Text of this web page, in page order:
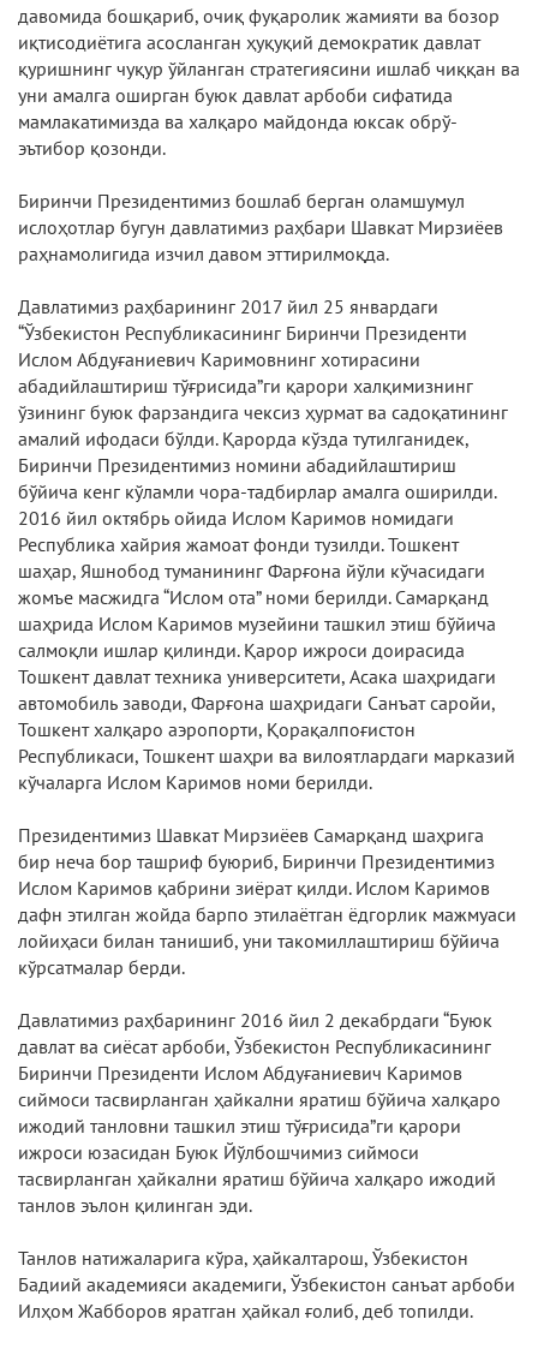
давомида бошқариб, очиқ фуқаролик жамияти ва бозор
иқтисодиётига асосланган ҳуқуқий демократик давлат
қуришнинг чуқур ўйланган стратегиясини ишлаб чиққан ва
уни амалга оширган буюк давлат арбоби сифатида
мамлакатимизда ва халқаро майдонда юксак обрў-
эътибор қозонди.
Биринчи Президентимиз бошлаб берган оламшумул
ислоҳотлар бугун давлатимиз раҳбари Шавкат Мирзиёев
раҳнамолигида изчил давом эттирилмоқда.
Давлатимиз раҳбарининг 2017 йил 25 январдаги
“Ўзбекистон Республикасининг Биринчи Президенти
Ислом Абдуғаниевич Каримовнинг хотирасини
абадийлаштириш тўғрисида”ги қарори халқимизнинг
ўзининг буюк фарзандига чексиз ҳурмат ва садоқатининг
амалий ифодаси бўлди. Қарорда кўзда тутилганидек,
Биринчи Президентимиз номини абадийлаштириш
бўйича кенг кўламли чора-тадбирлар амалга оширилди.
2016 йил октябрь ойида Ислом Каримов номидаги
Республика хайрия жамоат фонди тузилди. Тошкент
шаҳар, Яшнобод туманининг Фарғона йўли кўчасидаги
жомъе масжидга “Ислом ота” номи берилди. Самарқанд
шаҳрида Ислом Каримов музейини ташкил этиш бўйича
салмоқли ишлар қилинди. Қарор ижроси доирасида
Тошкент давлат техника университети, Асака шаҳридаги
автомобиль заводи, Фарғона шаҳридаги Санъат саройи,
Тошкент халқаро аэропорти, Қорақалпоғистон
Республикаси, Тошкент шаҳри ва вилоятлардаги марказий
кўчаларга Ислом Каримов номи берилди.
Президентимиз Шавкат Мирзиёев Самарқанд шаҳрига
бир неча бор ташриф буюриб, Биринчи Президентимиз
Ислом Каримов қабрини зиёрат қилди. Ислом Каримов
дафн этилган жойда барпо этилаётган ёдгорлик мажмуаси
лойиҳаси билан танишиб, уни такомиллаштириш бўйича
кўрсатмалар берди.
Давлатимиз раҳбарининг 2016 йил 2 декабрдаги “Буюк
давлат ва сиёсат арбоби, Ўзбекистон Республикасининг
Биринчи Президенти Ислом Абдуғаниевич Каримов
сиймоси тасвирланган ҳайкални яратиш бўйича халқаро
ижодий танловни ташкил этиш тўғрисида”ги қарори
ижроси юзасидан Буюк Йўлбошчимиз сиймоси
тасвирланган ҳайкални яратиш бўйича халқаро ижодий
танлов эълон қилинган эди.
Танлов натижаларига кўра, ҳайкалтарош, Ўзбекистон
Бадиий академияси академиги, Ўзбекистон санъат арбоби
Илҳом Жабборов яратган ҳайкал ғолиб, деб топилди.